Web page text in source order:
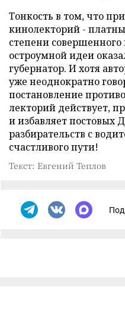
Тонкость в том, что
кинолекторий -
степени
остроумной идеи
губернатор. И хотя
уже неоднократно
постановление
лекторий действует,
и избавляет постовых
разбирательств с
счастливого пути!
Текст: Евгений Теплов